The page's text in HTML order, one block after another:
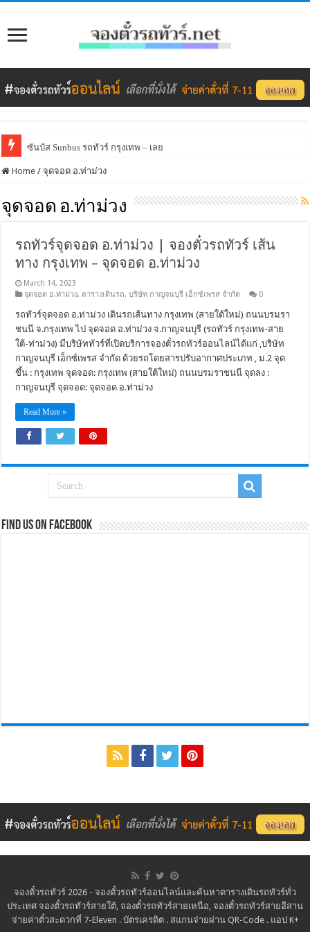
ซันบัส Sunbus รถทัวร์ กรุงเทพ – เลย
Home / จุดจอด อ.ท่าม่วง
จุดจอด อ.ท่าม่วง
รถทัวร์จุดจอด อ.ท่าม่วง | จองตั๋วรถทัวร์ เส้น
ทาง กรุงเทพ – จุดจอด อ.ท่าม่วง
March 14, 2023
จุดจอด อ.ท่าม่วง, ตารางเดินรถ,บริษัท กาญจนบุรี เอ็กซ์เพรส จำกัด 0
รถทัวร์จุดจอด อ.ท่าม่วง เดินรถเส้นทาง กรุงเทพ (สายใต้ใหม่) ถนนบรมรา
ชนนี จ.กรุงเทพ ไป จุดจอด อ.ท่าม่วง จ.กาญจนบุรี (รถทัวร์ กรุงเทพ-สาย
ใต้-ท่าม่วง) มีบริษัททัวร์ที่เปิดบริการจองตั๋วรถทัวร์ออนไลน์ได้แก่ ,บริษัท
กาญจนบุรี เอ็กซ์เพรส จำกัด ด้วยรถโดยสารปรับอากาศประเภท , ม.2 จุด
ขึ้น : กรุงเทพ จุดจอด: กรุงเทพ (สายใต้ใหม่) ถนนบรมราชนนี จุดลง :
กาญจนบุรี จุดจอด: จุดจอด อ.ท่าม่วง
Read More »
Find us on Facebook
จองตั๋วรถทัวร์ 2026 - จองตั๋วรถทัวร์ออนไลน์และค้นหาตารางเดินรถทัวร์ทั่ว
ประเทศ จองตั๋วรถทัวร์สายใต้, จองตั๋วรถทัวร์สายเหนือ, จองตั๋วรถทัวร์สายอีสาน
จ่ายค่าตั๋วสะดวกที่ 7-Eleven . บัตรเครดิต . สแกนจ่ายผ่าน QR-Code . แอป K+